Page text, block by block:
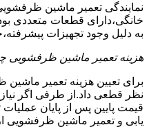
نمایندگی تعمیر ماشین
خانگی،دارای قطعات متعددی
به دلیل وجود تجهیزات
هزینه تعمیر ماشین ظرفشویی
برای تعیین هزینه تعمیر
نظر قطعی داد.از طرفی اگر
قیمت پایین پس از پایان
یابی و تعمیر ماشین ظرفشویی